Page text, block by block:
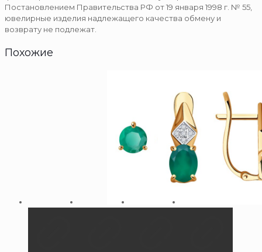
Постановлением Правительства РФ от 19 января 1998 г. № 55,
ювелирные изделия надлежащего качества обмену и
возврату не подлежат.
Похожие